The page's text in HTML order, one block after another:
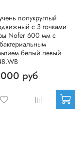
полукруглый
с 3 точками
Nofer 600 мм с
белый левый
руб